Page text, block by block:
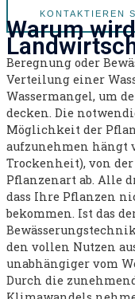
KONTAKTIEREN
Warum
Beregnung oder
Verteilung einer
Wassermangel, um
decken. Die
Möglichkeit der
aufzunehmen hängt
Trockenheit), von
Pflanzenart ab. Alle
dass Ihre Pflanzen
bekommen. Ist das
den vollen Nutzen
unabhängiger vom
Durch die